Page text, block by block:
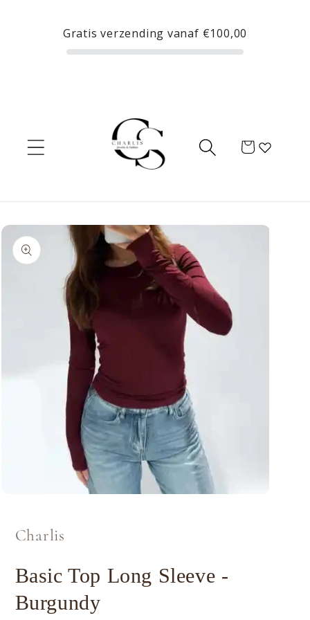
Gratis verzending vanaf €100,00
content
Winkelwagen
direct naar
modaal
Charlis
Basic Top Long Sleeve -
Burgundy